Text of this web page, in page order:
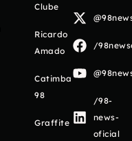
Clube
Ricardo
Amado
Catimba
98
Graffite
/
/98-
news-
oficial